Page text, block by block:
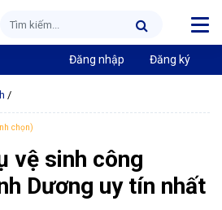
Đăng nhập Đăng ký
/
chọn)
vệ sinh công
Dương uy tín nhất